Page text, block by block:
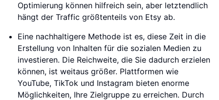
Optimierung können hilfreich sein, aber letztendlich
hängt der Traffic größtenteils von Etsy ab.
Eine nachhaltigere Methode ist es, diese Zeit in die
Erstellung von Inhalten für die sozialen Medien zu
investieren. Die Reichweite, die Sie dadurch erzielen
können, ist weitaus größer. Plattformen wie
YouTube, TikTok und Instagram bieten enorme
Möglichkeiten, Ihre Zielgruppe zu erreichen. Durch